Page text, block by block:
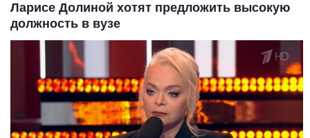
Ларисе Долиной хотят предложить высокую
должность в вузе